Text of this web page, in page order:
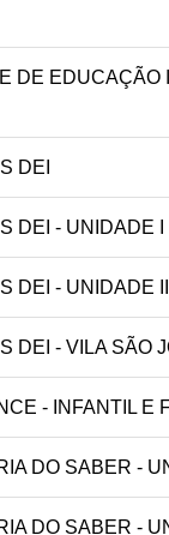
DE EDUCAÇÃO
DEI
DEI - UNIDADE I
DEI - UNIDADE III
DEI - VILA SÃO
- INFANTIL E
DO SABER -
DO SABER -